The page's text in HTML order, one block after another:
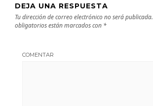
DEJA UNA RESPUESTA
Tu dirección de correo electrónico no será publicada.
obligatorios están marcados con *
COMENTAR